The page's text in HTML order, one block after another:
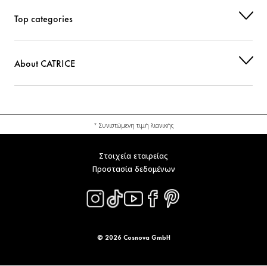
Top categories
About CATRICE
* Συνιστώμενη τιμή λιανικής
Στοιχεία εταιρείας
Προστασία δεδομένων
© 2026 Cosnova GmbH